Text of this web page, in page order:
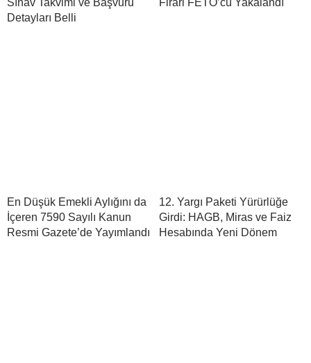
Detayları Belli
En Düşük Emekli Aylığını da
İçeren 7590 Sayılı Kanun
Resmi Gazete’de Yayımlandı
12. Yargı Paketi Yürürlüğe
Girdi: HAGB, Miras ve Faiz
Hesabında Yeni Dönem